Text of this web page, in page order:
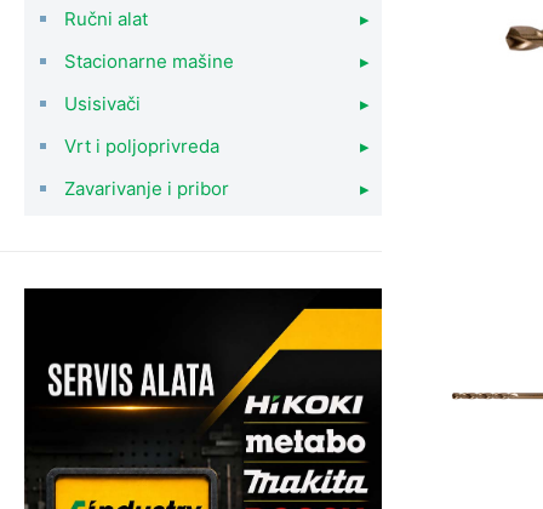
Ručni alat
▸
Stacionarne mašine
▸
Usisivači
▸
Vrt i poljoprivreda
▸
Zavarivanje i pribor
▸